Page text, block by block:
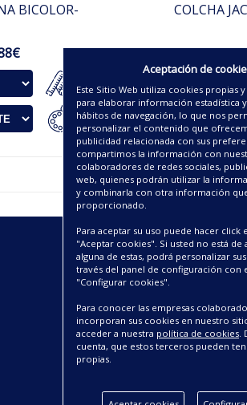
BICOLOR- COLCHA
ENLACES
CATÁLOGOS PDF
SOBRE NOSOTROS
CONDICIONES DE ENVÍO Y ENTREGA
POLÍTICA DE DEVOLUCIONES
AVISO LEGAL
POLÍTICA DE PRIVACIDAD
Aceptación de
Este Sitio Web utiliza cookies propias
para elaborar información estadística
hábitos de navegación, lo que nos
personalizar el contenido que
publicidad relacionada con sus
compartimos la información con
colaboradores de redes sociales,
web, quienes podrán utilizar la
y combinarla con otra información
proporcionado.
Para aceptar su uso puede hacer click
"Aceptar cookies". Si usted no está de
alguna de estas, podrá personalizar
través del panel de configuración con
"Configurar cookies".
Para conocer las empresas
incorporan sus cookies en nuestro
acceder a nuestra política de cookies.
cuenta, que estos terceros pueden
propias.